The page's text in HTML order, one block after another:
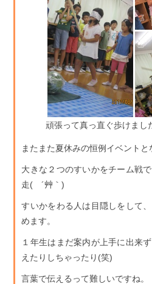
頑張って真っ直ぐ歩けまし
またまた夏休みの恒例イベントと
大きな２つのすいかをチーム戦
走( ´艸｀)
すいかをわる人は目隠しをして
めます。
１年生はまだ案内が上手に出来
えたりしちゃったり(笑)
言葉で伝えるって難しいですね。